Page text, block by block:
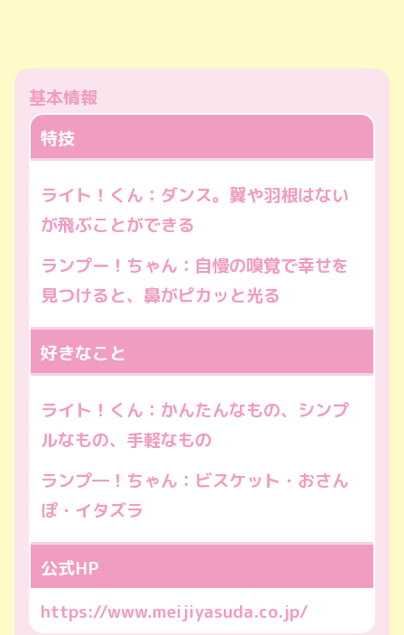
基本情報
特技
ライト！くん：ダンス。翼や羽根はない
が飛ぶことができる
ランプー！ちゃん：自慢の嗅覚で幸せを
見つけると、鼻がピカッと光る
好きなこと
ライト！くん：かんたんなもの、シンプ
ルなもの、手軽なもの
ランプ―！ちゃん：ビスケット・おさん
ぽ・イタズラ
公式HP
https://www.meijiyasuda.co.jp/